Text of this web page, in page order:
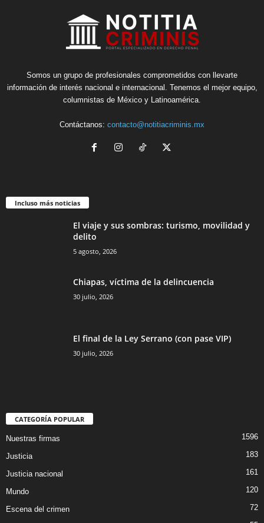
Somos un grupo de profesionales comprometidos con llevarte
información de interés nacional e internacional. Tenemos el mejor equipo,
columnistas de México y Latinoamérica.
Contáctanos: contacto@notitiacriminis.mx
Incluso más noticias
El viaje y sus sombras: turismo, movilidad y
delito
5 agosto, 2026
Chiapas, víctima de la delincuencia
30 julio, 2026
El final de la Ley Serrano (con pase VIP)
30 julio, 2026
CATEGORÍA POPULAR
Nuestras firmas 1596
Justicia 183
Justicia nacional 161
Mundo 120
Escena del crimen 72